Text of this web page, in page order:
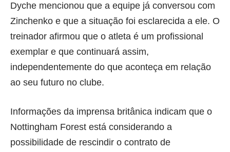
Dyche mencionou que a equipe já conversou com
Zinchenko e que a situação foi esclarecida a ele. O
treinador afirmou que o atleta é um profissional
exemplar e que continuará assim,
independentemente do que aconteça em relação
ao seu futuro no clube.
Informações da imprensa britânica indicam que o
Nottingham Forest está considerando a
possibilidade de rescindir o contrato de